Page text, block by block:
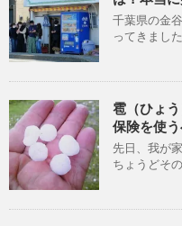
千葉県の金
ってきまし
雹（ひょ
保険を使
先日、我が
ちょうどそ